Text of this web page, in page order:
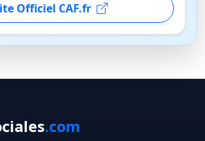
Officiel CAF.fr
.com